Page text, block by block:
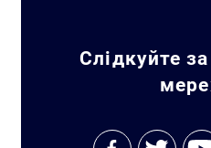
Слідкуйте